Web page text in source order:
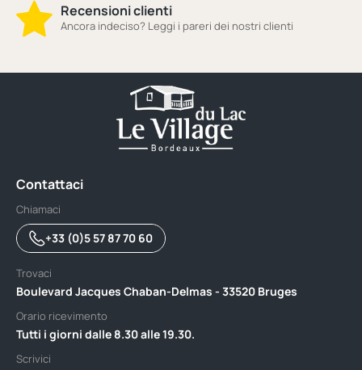
Recensioni clienti
Ancora indeciso? Leggi i pareri dei nostri clienti
Contattaci
Chiamaci
+33 (0)5 57 87 70 60
Trovaci
Boulevard Jacques Chaban-Delmas - 33520 Bruges
Orario ricevimento
Tutti i giorni dalle 8.30 alle 19.30.
Scrivici